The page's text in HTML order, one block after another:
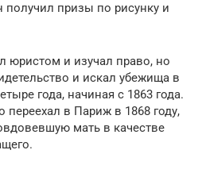
призы по рисунку и
юристом и изучал право, но
и искал убежища в
года, начиная с 1863 года.
переехал в Париж в 1868 году,
мать в качестве